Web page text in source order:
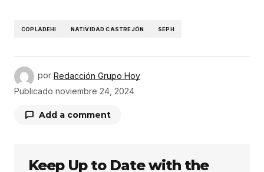
COPLADEHI NATIVIDAD CASTREJÓN SEPH
por Redacción Grupo Hoy
Publicado noviembre 24, 2024
Add a comment
Tu dirección de correo electrónico no será
Keep Up to Date with the